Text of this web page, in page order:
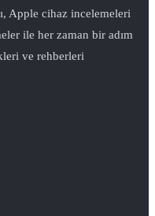
Apple cihaz incelemeleri
ile her zaman bir adım
ve rehberleri